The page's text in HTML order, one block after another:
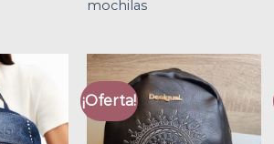
mochilas
¡Oferta!